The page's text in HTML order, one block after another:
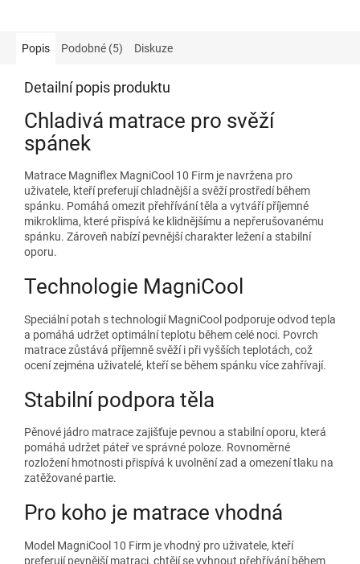
Popis Podobné (5) Diskuze
Detailní popis produktu
Chladivá matrace pro svěží
spánek
Matrace Magniflex MagniCool 10 Firm je navržena pro
uživatele, kteří preferují chladnější a svěží prostředí během
spánku. Pomáhá omezit přehřívání těla a vytváří příjemné
mikroklima, které přispívá ke klidnějšímu a nepřerušovanému
spánku. Zároveň nabízí pevnější charakter ležení a stabilní
oporu.
Technologie MagniCool
Speciální potah s technologií MagniCool podporuje odvod tepla
a pomáhá udržet optimální teplotu během celé noci. Povrch
matrace zůstává příjemně svěží i při vyšších teplotách, což
ocení zejména uživatelé, kteří se během spánku více zahřívají.
Stabilní podpora těla
Pěnové jádro matrace zajišťuje pevnou a stabilní oporu, která
pomáhá udržet páteř ve správné poloze. Rovnoměrné
rozložení hmotnosti přispívá k uvolnění zad a omezení tlaku na
zatěžované partie.
Pro koho je matrace vhodná
Model MagniCool 10 Firm je vhodný pro uživatele, kteří
preferují pevnější matraci, chtějí se vyhnout přehřívání během